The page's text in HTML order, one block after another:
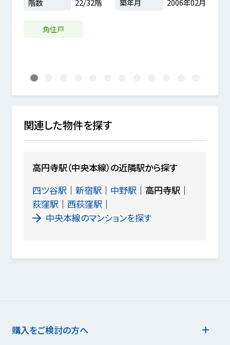
階数
22/32階 築年月 2006年02月
角住戸
1
関連した物件を探す
高円寺駅（中央本線）の近隣駅から探す
四ツ谷駅
新宿駅 中野駅
高円寺駅
荻窪駅
西荻窪駅
中央本線のマンションを探す
購入をご検討の方へ